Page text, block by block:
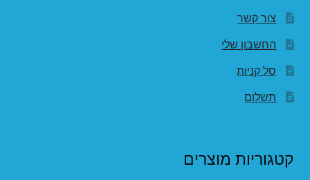
צור קשר
החשבון שלי
סל קניות
תשלום
קטגוריות מוצרים